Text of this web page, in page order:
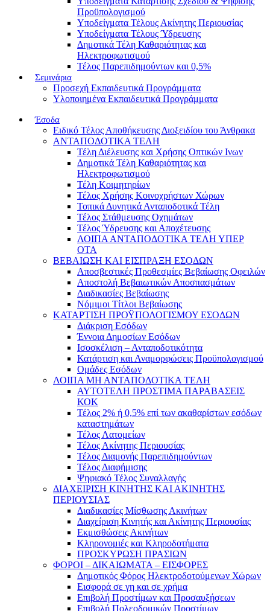
Προϋπολογισμού
Υποδείγματα Τέλους Ακίνητης Περιουσίας
Υποδείγματα Τέλους Ύδρευσης
Δημοτικά Τέλη Καθαριότητας και
Ηλεκτροφωτισμού
Τέλος Παρεπιδημούντων και 0,5%
Σεμινάρια
Προσεχή Εκπαιδευτικά Προγράμματα
Υλοποιημένα Εκπαιδευτικά Προγράμματα
Έσοδα
Ειδικό Τέλος Αποθήκευσης Διοξειδίου του Άνθρακα
ΑΝΤΑΠΟΔΟΤΙΚΑ ΤΕΛΗ
Τέλη Διέλευσης και Χρήσης Οπτικών Ινων
Δημοτικά Τέλη Καθαριότητας και
Ηλεκτροφωτισμού
Τέλη Κοιμητηρίων
Τέλος Χρήσης Κοινοχρήστων Χώρων
Τοπικά Δυνητικά Ανταποδοτικά Τέλη
Τέλος Στάθμευσης Οχημάτων
Τέλος Ύδρευσης και Αποχέτευσης
ΛΟΙΠΑ ΑΝΤΑΠΟΔΟΤΙΚΑ ΤΕΛΗ ΥΠΕΡ
ΟΤΑ
ΒΕΒΑΙΩΣΗ ΚΑΙ ΕΙΣΠΡΑΞΗ ΕΣΟΔΩΝ
Αποσβεστικές Προθεσμίες Βεβαίωσης Οφειλών
Αποστολή Βεβαιωτικών Αποσπασμάτων
Διαδικασίες Βεβαίωσης
Νόμιμοι Τίτλοι Βεβαίωσης
ΚΑΤΑΡΤΙΣΗ ΠΡΟΫΠΟΛΟΓΙΣΜΟΥ ΕΣΟΔΩΝ
Διάκριση Εσόδων
Έννοια Δημοσίων Εσόδων
Ισοσκέλιση – Ανταποδοτικότητα
Κατάρτιση και Αναμορφώσεις Προϋπολογισμού
Ομάδες Εσόδων
ΛΟΙΠΑ ΜΗ ΑΝΤΑΠΟΔΟΤΙΚΑ ΤΕΛΗ
ΑΥΤΟΤΕΛΗ ΠΡΟΣΤΙΜΑ ΠΑΡΑΒΑΣΕΙΣ
ΚΟΚ
Τέλος 2% ή 0,5% επί των ακαθαρίστων εσόδων
καταστημάτων
Τέλος Λατομείων
Τέλος Ακίνητης Περιουσίας
Τέλος Διαμονής Παρεπιδημούντων
Τέλος Διαφήμισης
Ψηφιακό Τέλος Συναλλαγής
ΔΙΑΧΕΙΡΙΣΗ ΚΙΝΗΤΗΣ ΚΑΙ ΑΚΙΝΗΤΗΣ
ΠΕΡΙΟΥΣΙΑΣ
Διαδικασίες Μίσθωσης Ακινήτων
Διαχείριση Κινητής και Ακίνητης Περιουσίας
Εκμισθώσεις Ακινήτων
Κληρονομιές και Κληροδοτήματα
ΠΡΟΣΚΥΡΩΣΗ ΠΡΑΣΙΩΝ
ΦΟΡΟΙ – ΔΙΚΑΙΩΜΑΤΑ – ΕΙΣΦΟΡΕΣ
Δημοτικός Φόρος Ηλεκτροδοτούμενων Χώρων
Εισφορά σε γη και σε χρήμα
Επιβολή Προστίμων και Προσαυξήσεων
Επιβολή Πολεοδομικών Προστίμων